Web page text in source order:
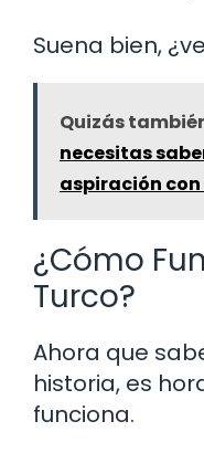
Suena bien,
Quizás
necesitas
aspiración
¿Cómo
Turco?
Ahora que
historia, es
funciona.